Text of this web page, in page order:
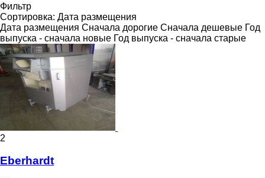
Фильтр
Сортировка: Дата размещения
Дата размещения Сначала дорогие Сначала дешевые Год
выпуска - сначала новые Год выпуска - сначала старые
2
Eberhardt